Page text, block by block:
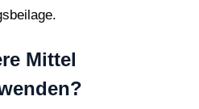
Mittel